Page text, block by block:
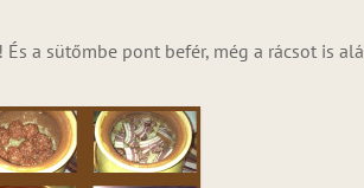
a sütőmbe pont befér, még a rácsot is alá